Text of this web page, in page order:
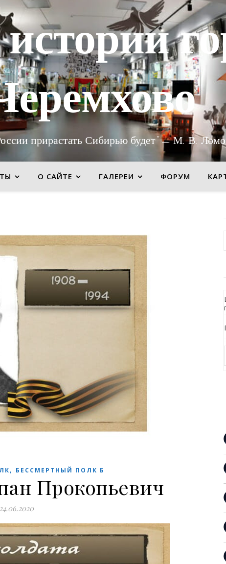
прирастать Сибирью будет" — М. В.
О САЙТЕ ГАЛЕРЕИ ФОРУМ
, БЕССМЕРТНЫЙ ПОЛК Б
Прокопьевич
24.06.2020